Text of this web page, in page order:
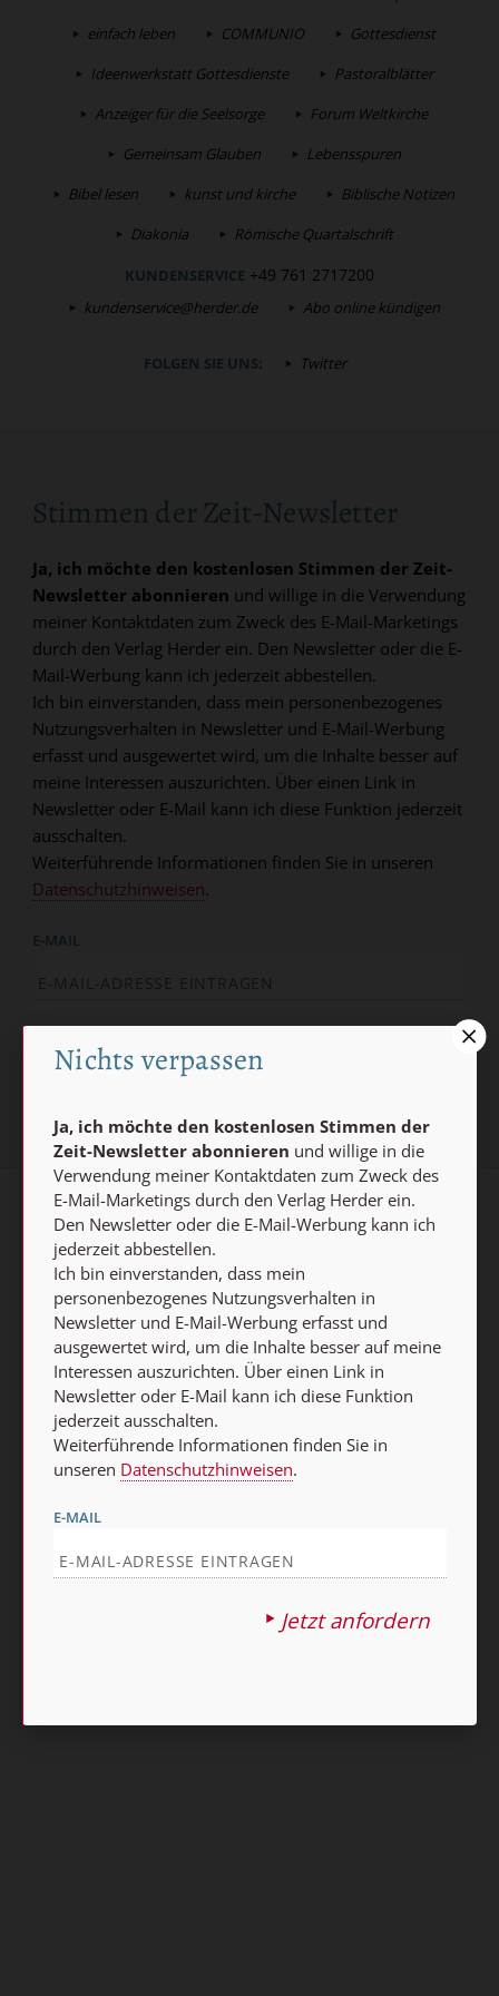
einfach leben
COMMUNIO
Gottesdienst
Ideenwerkstatt Gottesdienste
Pastoralblätter
Anzeiger für die Seelsorge
Forum Weltkirche
Gemeinsam Glauben
Lebensspuren
Bibel lesen
kunst und kirche
Biblische Notizen
Diakonia
Römische Quartalschrift
KUNDENSERVICE +49 761 2717200
kundenservice@herder.de Abo online kündigen
FOLGEN SIE UNS: Twitter
Stimmen der Zeit-Newsletter
Ja, ich möchte den kostenlosen Stimmen der Zeit-
Newsletter abonnieren und willige in die Verwendung
meiner Kontaktdaten zum Zweck des E-Mail-Marketings
durch den Verlag Herder ein. Den Newsletter oder die E-
Mail-Werbung kann ich jederzeit abbestellen.
Ich bin einverstanden, dass mein personenbezogenes
Nutzungsverhalten in Newsletter und E-Mail-Werbung
erfasst und ausgewertet wird, um die Inhalte besser auf
meine Interessen auszurichten. Über einen Link in
Newsletter oder E-Mail kann ich diese Funktion jederzeit
ausschalten.
Weiterführende Informationen finden Sie in unseren
Datenschutzhinweisen.
E-MAIL
AGB und Widerrufsbelehrung Datenschutz
Barrierefreiheit Impressum
Vertrag widerrufen
Abo online kündigen
Nach oben
Nichts verpassen
Ja, ich möchte den kostenlosen Stimmen der
Zeit-Newsletter abonnieren und willige in die
Verwendung meiner Kontaktdaten zum Zweck des
E-Mail-Marketings durch den Verlag Herder ein.
Den Newsletter oder die E-Mail-Werbung kann ich
jederzeit abbestellen.
Ich bin einverstanden, dass mein
personenbezogenes Nutzungsverhalten in
Newsletter und E-Mail-Werbung erfasst und
ausgewertet wird, um die Inhalte besser auf meine
Interessen auszurichten. Über einen Link in
Newsletter oder E-Mail kann ich diese Funktion
jederzeit ausschalten.
Weiterführende Informationen finden Sie in
unseren Datenschutzhinweisen.
E-MAIL
Jetzt anfordern